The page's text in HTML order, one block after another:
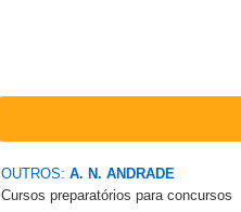
OUTROS: A. N. ANDRADE
Cursos preparatórios para concursos